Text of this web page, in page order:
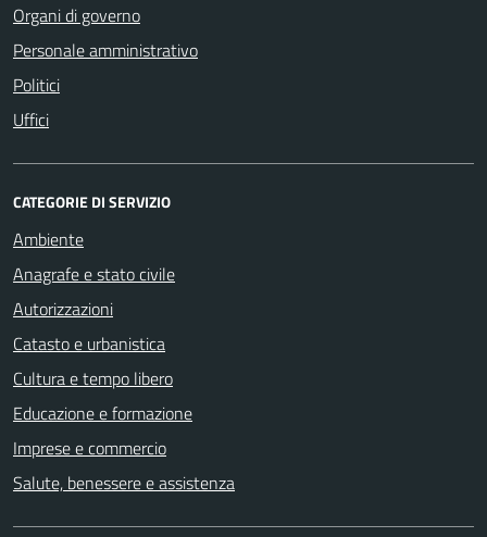
Organi di governo
Personale amministrativo
Politici
Uffici
CATEGORIE DI SERVIZIO
Ambiente
Anagrafe e stato civile
Autorizzazioni
Catasto e urbanistica
Cultura e tempo libero
Educazione e formazione
Imprese e commercio
Salute, benessere e assistenza